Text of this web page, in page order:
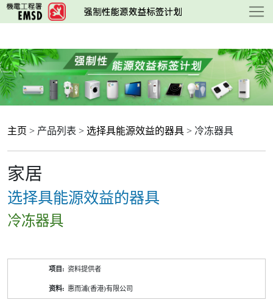
跳
至
要
内
容
主页 > 产品列表 > 选择具能源效益的器具 > 冷冻器具
家居
选择具能源效益的器具
冷冻器具
资料提供者
惠而浦(香港)有限公司